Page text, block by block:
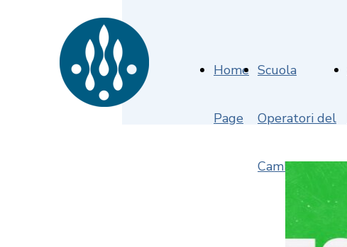
Home
Page
Scuola
Operatori del
Cambiamento